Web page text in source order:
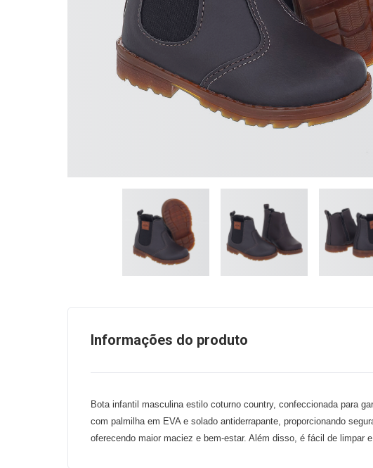
Informações do produto
Bota infantil masculina estilo coturno country, confeccionada para
com palmilha em EVA e solado antiderrapante, proporcionando
oferecendo maior maciez e bem-estar. Além disso, é fácil de limpar